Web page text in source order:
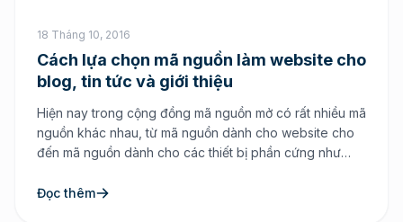
18 Tháng 10, 2016
Cách lựa chọn mã nguồn làm website cho
blog, tin tức và giới thiệu
Hiện nay trong cộng đồng mã nguồn mở có rất nhiều mã
nguồn khác nhau, từ mã nguồn dành cho website cho
đến mã nguồn dành cho các thiết bị phần cứng như
khá là đang dạng đồ sộ. Nổi bật nhất là hệ điều hành
Đọc thêm